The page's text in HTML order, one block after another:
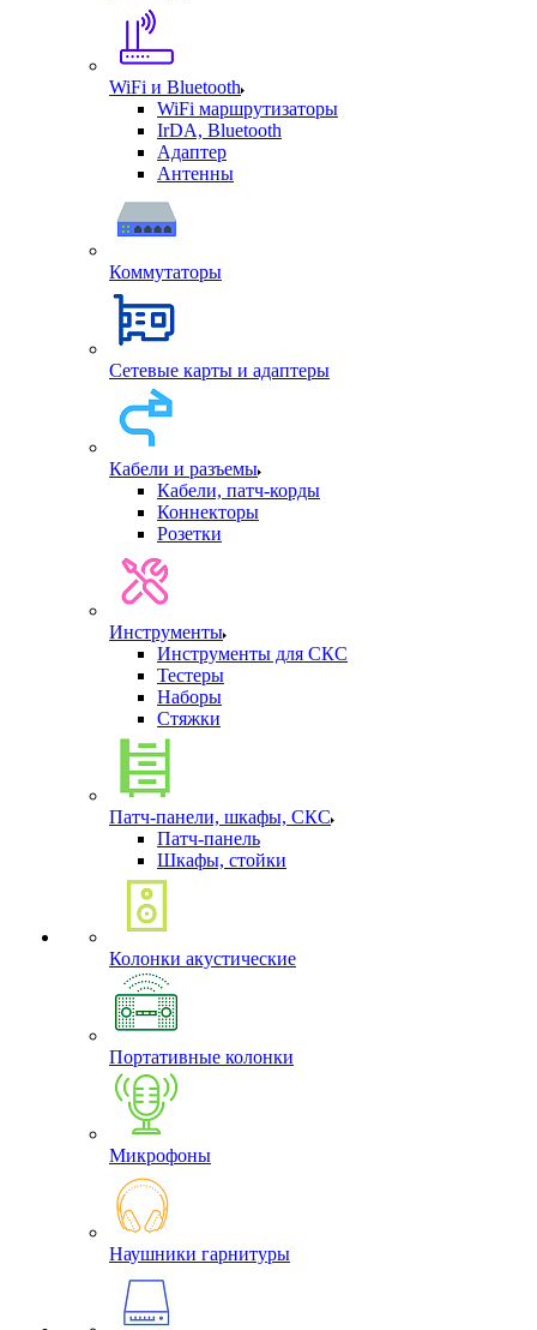
WiFi и Bluetooth
WiFi маршрутизаторы
IrDA, Bluetooth
Адаптер
Антенны
Коммутаторы
Сетевые карты и адаптеры
Кабели и разъемы
Кабели, патч-корды
Коннекторы
Розетки
Инструменты
Инструменты для СКС
Тестеры
Наборы
Стяжки
Патч-панели, шкафы, СКС
Патч-панель
Шкафы, стойки
Колонки акустические
Портативные колонки
Микрофоны
Наушники гарнитуры